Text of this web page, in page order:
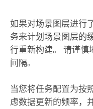
如果对场景图层进行
务来计划场景图层的
行重新构建。 请谨慎
间隔。
当您将任务配置为按
虑数据更新的频率，